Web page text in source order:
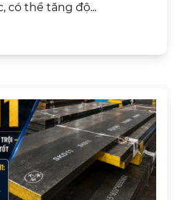
có thể tăng độ...